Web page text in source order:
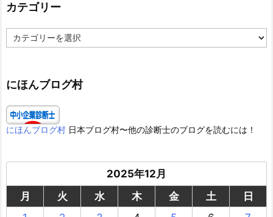
カテゴリー
テ
ー
にほんブログ村
にほんブログ村 日本ブログ村〜他の診断士のブログを読むには！
2025年12月
月
火 水 木 金 土
日